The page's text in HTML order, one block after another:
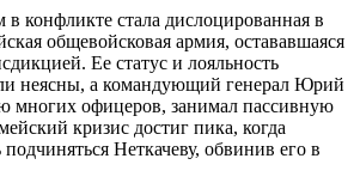
конфликте стала дислоцированная в
общевойсковая армия, остававшаяся
Ее статус и лояльность
неясны, а командующий генерал Юрий
многих офицеров, занимал пассивную
кризис достиг пика, когда
Неткачеву, обвинив его в